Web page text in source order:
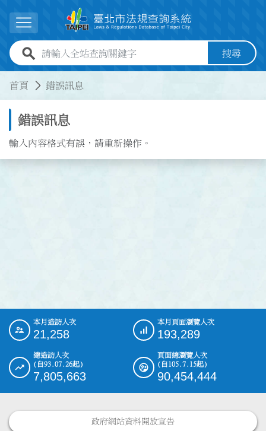
展開選單
全站查詢關鍵字欄位 搜尋
首頁 錯誤訊息
錯誤訊息
輸入內容格式有誤，請重新操作。
::: 本月造訪人次
21,258
本月頁面瀏覽人次
193,289
總造訪人次
(自93.07.26起)
7,805,663
頁面總瀏覽人次
(自105.7.15起)
90,454,444
政府網站資料開放宣告